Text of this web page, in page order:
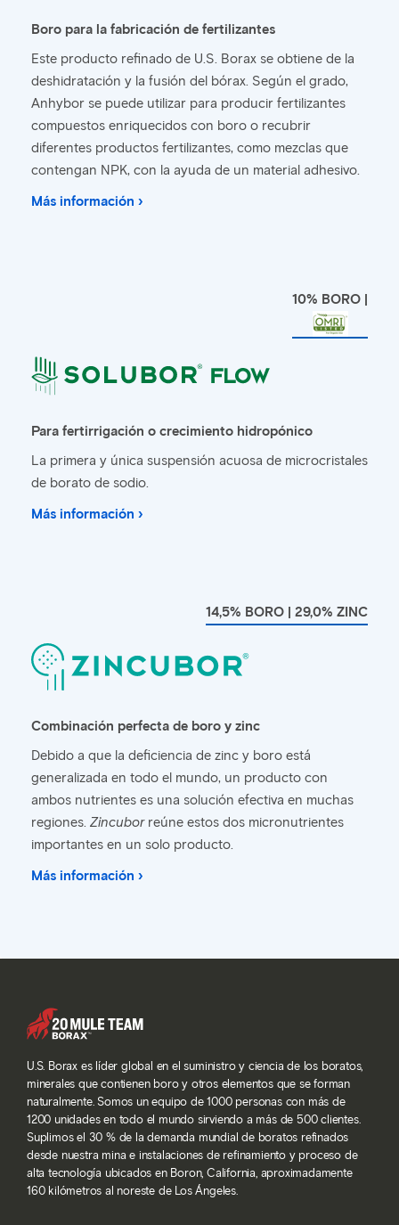
Boro para la fabricación de fertilizantes
Este producto refinado de U.S. Borax se obtiene de la
deshidratación y la fusión del bórax. Según el grado,
Anhybor se puede utilizar para producir fertilizantes
compuestos enriquecidos con boro o recubrir
diferentes productos fertilizantes, como mezclas que
contengan NPK, con la ayuda de un material adhesivo.
Más información ›
10% BORO |
Para fertirrigación o crecimiento hidropónico
La primera y única suspensión acuosa de microcristales
de borato de sodio.
Más información ›
14,5% BORO | 29,0% ZINC
Combinación perfecta de boro y zinc
Debido a que la deficiencia de zinc y boro está
generalizada en todo el mundo, un producto con
ambos nutrientes es una solución efectiva en muchas
regiones. Zincuborreúne estos dos micronutrientes
importantes en un solo producto.
Más información ›
U.S. Borax es líder global en el suministro y ciencia de los boratos,
minerales que contienen boro y otros elementos que se forman
naturalmente. Somos un equipo de 1000 personas con más de
1200 unidades en todo el mundo sirviendo a más de 500 clientes.
Suplimos el 30 % de la demanda mundial de boratos refinados
desde nuestra mina e instalaciones de refinamiento y proceso de
alta tecnología ubicados en Boron, California, aproximadamente
160 kilómetros al noreste de Los Ángeles.